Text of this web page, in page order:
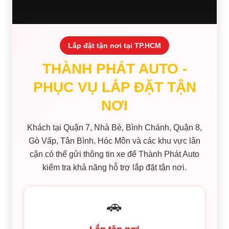
Lắp đặt tận nơi tại TP.HCM
THÀNH PHÁT AUTO -
PHỤC VỤ LẮP ĐẶT TẬN
NƠI
Khách tại Quận 7, Nhà Bè, Bình Chánh, Quận 8,
Gò Vấp, Tân Bình, Hóc Môn và các khu vực lân
cận có thể gửi thông tin xe để Thành Phát Auto
kiểm tra khả năng hỗ trợ lắp đặt tận nơi.
🚗